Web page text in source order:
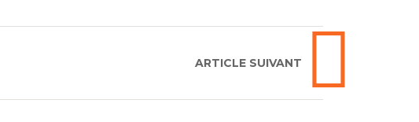
ARTICLE SUIVANT